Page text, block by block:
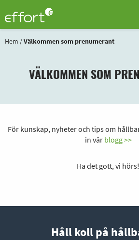
Hem /Välkommen som prenumerant
VÄLKOMMEN SOM
För kunskap, nyheter och tips om
in vår blogg >>
Ha det gott, vi hörs!
Håll koll på